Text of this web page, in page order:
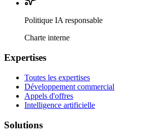
Politique IA responsable
Charte interne
Expertises
Toutes les expertises
Développement commercial
Appels d'offres
Intelligence artificielle
Solutions